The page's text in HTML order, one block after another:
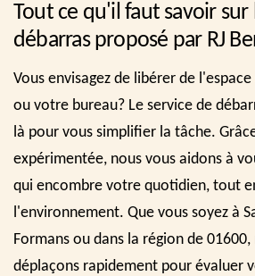
Tout ce qu'il faut savoir sur
débarras proposé par RJ
Vous envisagez de libérer de
ou votre bureau? Le service de
là pour vous simplifier la tâche.
expérimentée, nous vous aidons à
qui encombre votre quotidien, tout
l'environnement. Que vous soyez à
Formans ou dans la région de 01600,
déplaçons rapidement pour évaluer